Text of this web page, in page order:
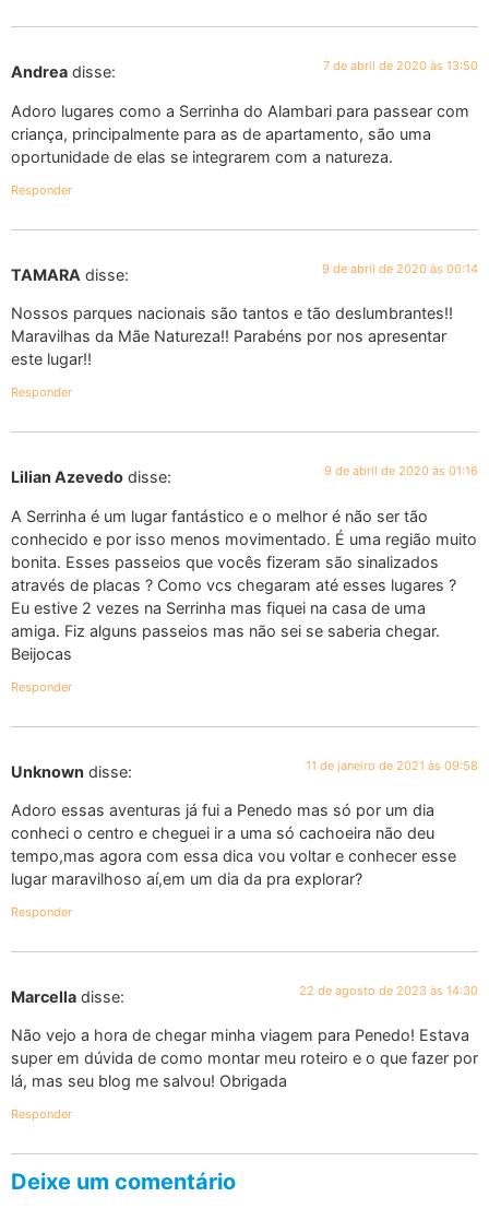
Andrea disse: 7 de abril de 2020 às 13:50
Adoro lugares como a Serrinha do Alambari para passear com
criança, principalmente para as de apartamento, são uma
oportunidade de elas se integrarem com a natureza.
Responder
TAMARA disse: 9 de abril de 2020 às 00:14
Nossos parques nacionais são tantos e tão deslumbrantes!!
Maravilhas da Mãe Natureza!! Parabéns por nos apresentar
este lugar!!
Responder
Lilian Azevedo disse: 9 de abril de 2020 às 01:16
A Serrinha é um lugar fantástico e o melhor é não ser tão
conhecido e por isso menos movimentado. É uma região muito
bonita. Esses passeios que vocês fizeram são sinalizados
através de placas ? Como vcs chegaram até esses lugares ?
Eu estive 2 vezes na Serrinha mas fiquei na casa de uma
amiga. Fiz alguns passeios mas não sei se saberia chegar.
Beijocas
Responder
Unknown disse: 11 de janeiro de 2021 às 09:58
Adoro essas aventuras já fui a Penedo mas só por um dia
conheci o centro e cheguei ir a uma só cachoeira não deu
tempo,mas agora com essa dica vou voltar e conhecer esse
lugar maravilhoso aí,em um dia da pra explorar?
Responder
Marcella disse: 22 de agosto de 2023 às 14:30
Não vejo a hora de chegar minha viagem para Penedo! Estava
super em dúvida de como montar meu roteiro e o que fazer por
lá, mas seu blog me salvou! Obrigada
Responder
Deixe um comentário